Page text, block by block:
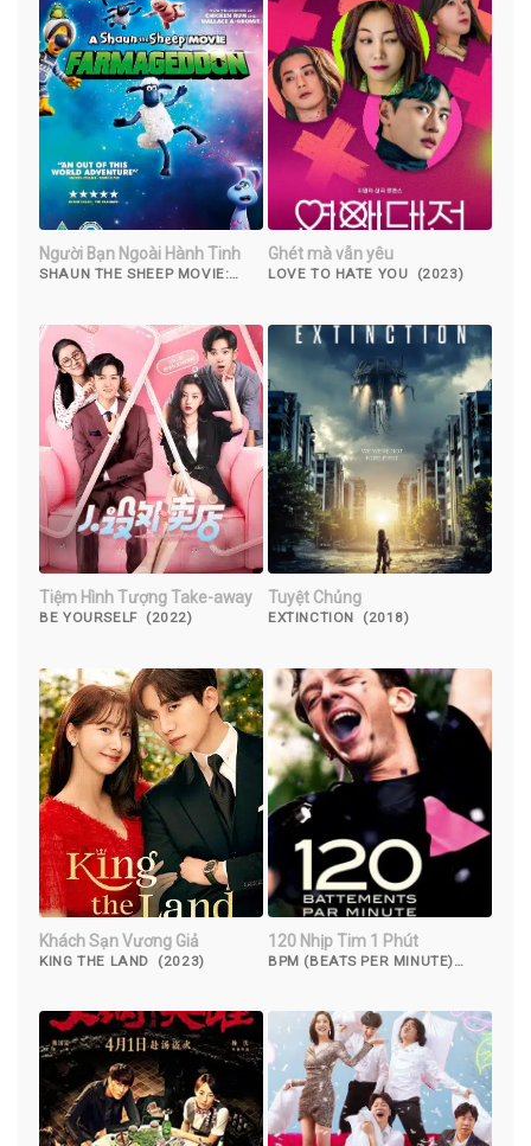
Người Bạn Ngoài Hành Tinh
SHAUN THE SHEEP MOVIE:
Ghét mà vẫn yêu
LOVE TO HATE YOU (2023)
Tiệm Hình Tượng Take-away
BE YOURSELF (2022)
Tuyệt Chủng
EXTINCTION (2018)
Khách Sạn Vương Giả
KING THE LAND (2023)
120 Nhịp Tim 1 Phút
BPM (BEATS PER MINUTE)